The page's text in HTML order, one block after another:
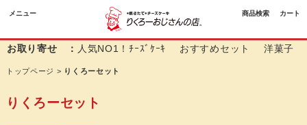
メニュー 商品検索 カート
お取り寄せ ： 人気NO1！ﾁｰｽﾞｹｰｷ おすすめセット 洋菓子
トップページ > りくろーセット
りくろーセット